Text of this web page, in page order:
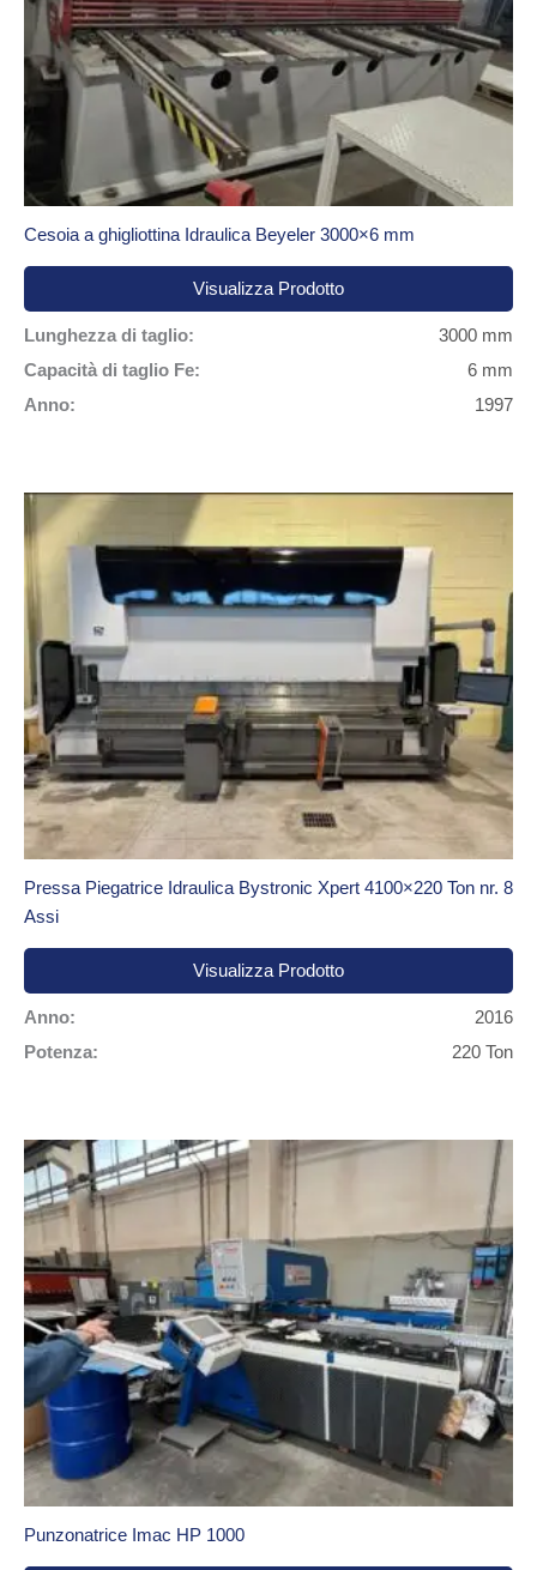
Cesoia a ghigliottina Idraulica Beyeler 3000×6 mm
Visualizza Prodotto
Lunghezza di taglio:
3000 mm
Capacità di taglio Fe:
6 mm
Anno:
1997
Pressa Piegatrice Idraulica Bystronic Xpert 4100×220 Ton nr. 8
Assi
Visualizza Prodotto
Anno:
2016
Potenza:
220 Ton
Punzonatrice Imac HP 1000